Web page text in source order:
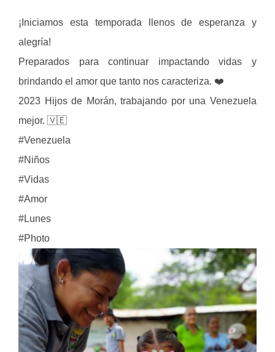
¡Iniciamos esta temporada llenos de esperanza y
alegría!
Preparados para continuar impactando vidas y
brindando el amor que tanto nos caracteriza. ❤️
2023 Hijos de Morán, trabajando por una Venezuela
mejor. 🇻🇪
#Venezuela
#Niños
#Vidas
#Amor
#Lunes
#Photo